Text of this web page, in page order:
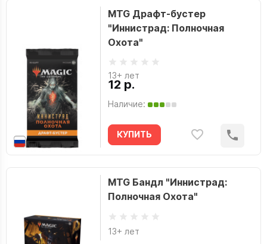
MTG Драфт-бустер
"Иннистрад: Полночная
Охота"
13+ лет
12 р.
Наличие:
КУПИТЬ
MTG Бандл "Иннистрад:
Полночная Охота"
13+ лет